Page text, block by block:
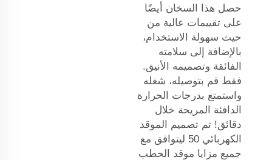
حصل هذا السخان أيضًا
على تقييمات عالية من
حيث سهولة الاستخدام،
بالإضافة إلى سلامته
الفائقة وتصميمه الأنيق.
فقط قم بتوصيله، شغله
واستمتع بدرجات الحرارة
الدافئة المريحة خلال
دقائق! تم تصميم الموقد
الكهربائي 50 ليتوافق مع
جميع مزايا موقد الحطب